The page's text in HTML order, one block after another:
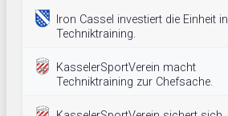
Iron Cassel investiert die Einheit in
Techniktraining.
KasselerSportVerein macht
Techniktraining zur Chefsache.